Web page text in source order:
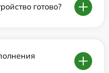
готово?